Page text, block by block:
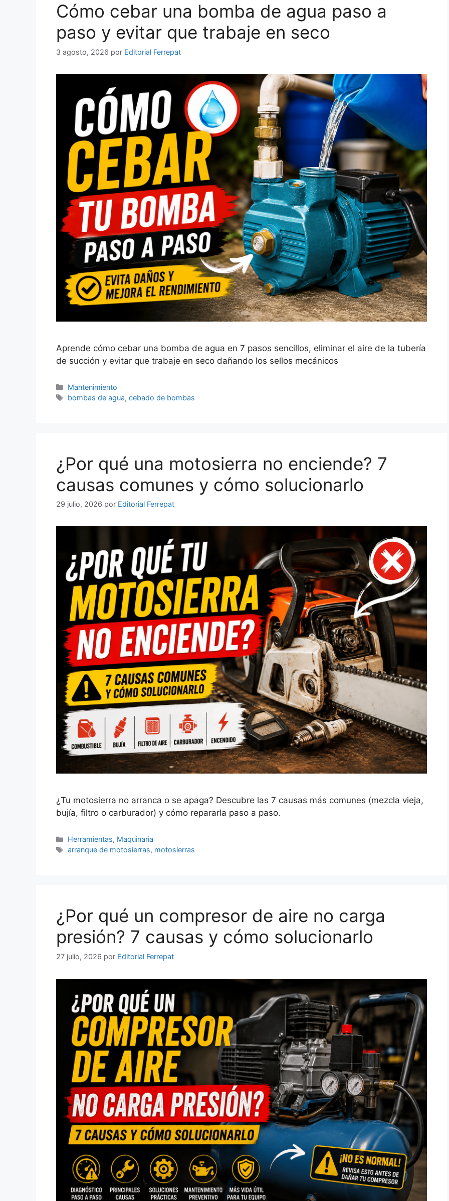
Cómo cebar una bomba de agua paso a
paso y evitar que trabaje en seco
3 agosto, 2026 por Editorial Ferrepat
Aprende cómo cebar una bomba de agua en 7 pasos sencillos, eliminar el aire de la tubería
de succión y evitar que trabaje en seco dañando los sellos mecánicos
Categorías
Mantenimiento
Etiquetas
bombas de agua,cebado de bombas
¿Por qué una motosierra no enciende? 7
causas comunes y cómo solucionarlo
29 julio, 2026 por Editorial Ferrepat
¿Tu motosierra no arranca o se apaga? Descubre las 7 causas más comunes (mezcla vieja,
bujía, filtro o carburador) y cómo repararla paso a paso.
Categorías
Herramientas, Maquinaria
Etiquetas
arranque de motosierras, motosierras
¿Por qué un compresor de aire no carga
presión? 7 causas y cómo solucionarlo
27 julio, 2026 por Editorial Ferrepat